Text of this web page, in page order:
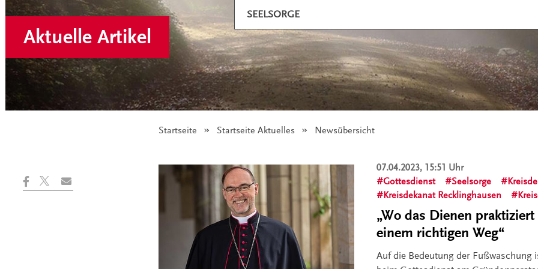
Aktuelle Artikel
SEELSORGE
Startseite Startseite Aktuelles Angezeigt:
Newsübersicht
07.04.2023, 15:51 Uhr
Gottesdienst
Seelsorge
Kreisdekanat Recklinghausen
„Wo das Dienen
einem richtigen Weg“
Auf die Bedeutung der Fußwaschung